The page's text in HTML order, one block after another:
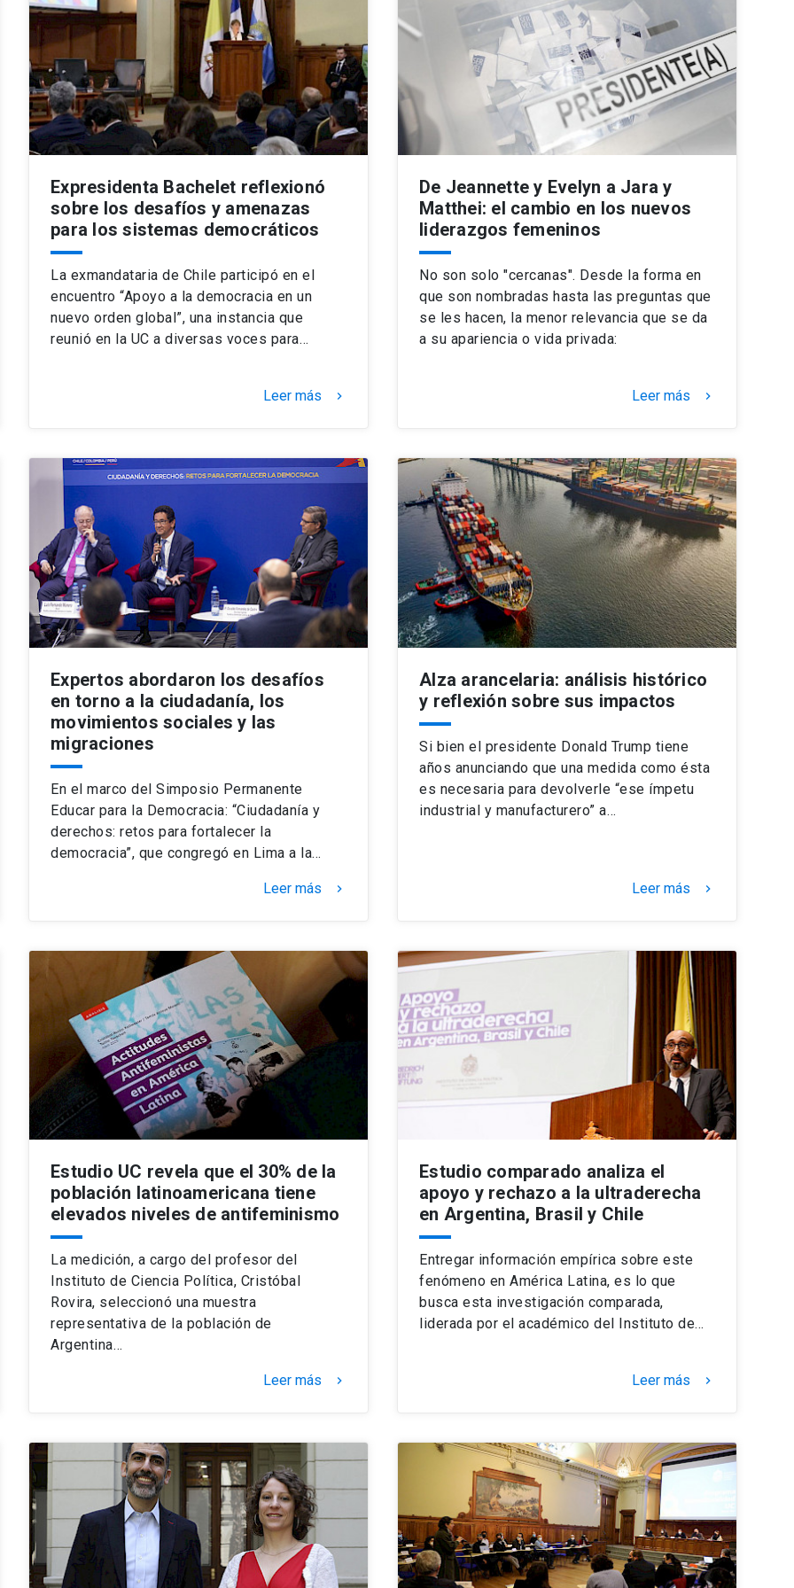
Expresidenta Bachelet reflexionó
sobre los desafíos y amenazas
para los sistemas democráticos
La exmandataria de Chile participó en el
encuentro “Apoyo a la democracia en un
nuevo orden global”, una instancia que
reunió en la UC a diversas voces para…
Leer más keyboard_arrow_right
De Jeannette y Evelyn a Jara y
Matthei: el cambio en los nuevos
liderazgos femeninos
No son solo "cercanas". Desde la forma en
que son nombradas hasta las preguntas que
se les hacen, la menor relevancia que se da
a su apariencia o vida privada:
Leer más keyboard_arrow_right
Expertos abordaron los desafíos
en torno a la ciudadanía, los
movimientos sociales y las
migraciones
En el marco del Simposio Permanente
Educar para la Democracia: “Ciudadanía y
derechos: retos para fortalecer la
democracia”, que congregó en Lima a la…
Leer más keyboard_arrow_right
Alza arancelaria: análisis histórico
y reflexión sobre sus impactos
Si bien el presidente Donald Trump tiene
años anunciando que una medida como ésta
es necesaria para devolverle “ese ímpetu
industrial y manufacturero” a…
Leer más keyboard_arrow_right
Estudio UC revela que el 30% de la
población latinoamericana tiene
elevados niveles de antifeminismo
La medición, a cargo del profesor del
Instituto de Ciencia Política, Cristóbal
Rovira, seleccionó una muestra
representativa de la población de
Argentina…
Leer más keyboard_arrow_right
Estudio comparado analiza el
apoyo y rechazo a la ultraderecha
en Argentina, Brasil y Chile
Entregar información empírica sobre este
fenómeno en América Latina, es lo que
busca esta investigación comparada,
liderada por el académico del Instituto de…
Leer más keyboard_arrow_right